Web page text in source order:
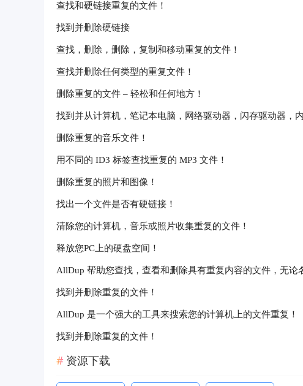
查找和硬链接重复的文件！
找到并删除硬链接
查找，删除，删除，复制和移动重复的文件！
查找并删除任何类型的重复文件！
删除重复的文件 – 轻松和任何地方！
找到并从计算机，笔记本电脑，网络驱动器，闪存驱动器，
删除重复的音乐文件！
用不同的 ID3 标签查找重复的 MP3 文件！
删除重复的照片和图像！
找出一个文件是否有硬链接！
清除您的计算机，音乐或照片收集重复的文件！
释放您PC上的硬盘空间！
AllDup 帮助您查找，查看和删除具有重复内容的文件，无论
找到并删除重复的文件！
AllDup 是一个强大的工具来搜索您的计算机上的文件重复！
找到并删除重复的文件！
资源下载